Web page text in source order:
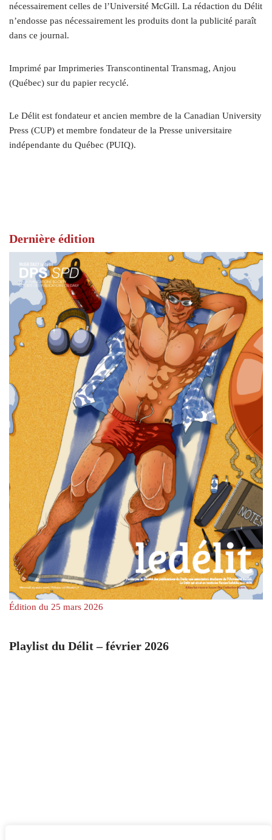
nécessairement celles de l’Université McGill. La rédaction du Délit
n’endosse pas nécessairement les produits dont la publicité paraît
dans ce journal.
Imprimé par Imprimeries Transcontinental Transmag, Anjou
(Québec) sur du papier recyclé.
Le Délit est fondateur et ancien membre de la Canadian University
Press (CUP) et membre fondateur de la Presse universitaire
indépendante du Québec (PUIQ).
Dernière édition
Édition du 25 mars 2026
Playlist du Délit – février 2026